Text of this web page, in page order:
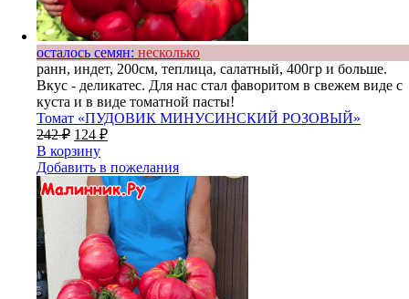
осталось семян: несколько
ранн, индет, 200см, теплица, салатный, 400гр и больше.
Вкус - деликатес. Для нас стал фаворитом в свежем виде с
куста и в виде томатной пасты!
Томат «ПУДОВИК МИНУСИНСКИЙ РОЗОВЫЙ»
242₽ 124 ₽
В корзину
Добавить в пожелания